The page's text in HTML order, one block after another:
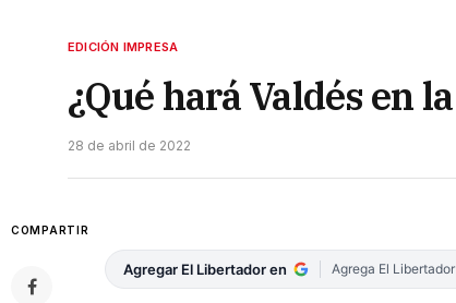
EDICIÓN IMPRESA
¿Qué hará Valdés en
28 de abril de 2022
COMPARTIR
Agregar El Libertador en Agrega El